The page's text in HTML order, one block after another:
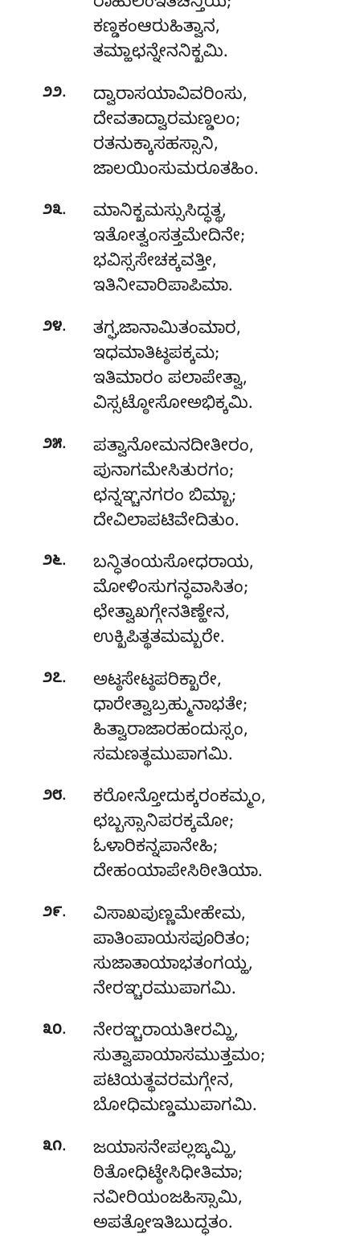
ಕಣ್ಡಕಂಆರುಹಿತ್ವಾನ,
ತಮ್ಹಾಛನ್ನೇನನಿಕ್ಖಮಿ.
೨೨. ದ್ವಾರಾಸಯಾವಿವರಿಂಸು,
ದೇವತಾದ್ವಾರಮಣ್ಡಲಂ;
ರತನುಕ್ಕಾಸಹಸ್ಸಾನಿ,
ಜಾಲಯಿಂಸುಮರೂತಹಿಂ.
೨೩.
ಮಾನಿಕ್ಖಮಸ್ಸುಸಿದ್ಧತ್ಥ,
ಇತೋತ್ವಂಸತ್ತಮೇದಿನೇ;
ಭವಿಸ್ಸಸೇಚಕ್ಕವತ್ತೀ,
ಇತಿನೀವಾರಿಪಾಪಿಮಾ.
೨೪.
ತಗ್ಘಜಾನಾಮಿತಂಮಾರ,
ಇಧಮಾತಿಟ್ಠಪಕ್ಕಮ;
ಇತಿಮಾರಂ ಪಲಾಪೇತ್ವಾ,
ವಿಸ್ಸಟ್ಠೋಸೋಅಭಿಕ್ಕಮಿ.
೨೫. ಪತ್ವಾನೋಮನದೀತೀರಂ,
ಪುನಾಗಮೇಸಿತುರಗಂ;
ಛನ್ನಞ್ಚನಗರಂ ಬಿಮ್ಬಾ;
ದೇವಿಲಾಪಟಿವೇದಿತುಂ.
೨೬.
ಬನ್ಧಿತಂಯಸೋಧರಾಯ,
ಮೋಳಿಂಸುಗನ್ಧವಾಸಿತಂ;
ಛೇತ್ವಾಖಗ್ಗೇನತಿಣ್ಹೇನ,
ಉಕ್ಖಿಪಿತ್ಥತಮಮ್ಬರೇ.
೨೭. ಅಟ್ಠಸೇಟ್ಠಪರಿಕ್ಖಾರೇ,
ಧಾರೇತ್ವಾಬ್ರಹ್ಮುನಾಭತೇ;
ಹಿತ್ವಾರಾಜಾರಹಂದುಸ್ಸಂ,
ಸಮಣತ್ಥಮುಪಾಗಮಿ.
೨೮. ಕರೋನ್ತೋದುಕ್ಕರಂಕಮ್ಮಂ,
ಛಬ್ಬಸ್ಸಾನಿಪರಕ್ಕಮೋ;
ಓಳಾರಿಕನ್ನಪಾನೇಹಿ;
ದೇಹಂಯಾಪೇಸಿಠೀತಿಯಾ.
೨೯.
ವಿಸಾಖಪುಣ್ಣಮೇಹೇಮ,
ಪಾತಿಂಪಾಯಸಪೂರಿತಂ;
ಸುಜಾತಾಯಾಭತಂಗಯ್ಹ,
ನೇರಞ್ಚರಮುಪಾಗಮಿ.
೩೦. ನೇರಞ್ಚರಾಯತೀರಮ್ಹಿ,
ಸುತ್ವಾಪಾಯಾಸಮುತ್ತಮಂ;
ಪಟಿಯತ್ಥವರಮಗ್ಗೇನ,
ಬೋಧಿಮಣ್ಡಮುಪಾಗಮಿ.
೩೧. ಜಯಾಸನೇಪಲ್ಲಙ್ಕಮ್ಹಿ,
ಠಿತೋಧಿಟ್ಠೇಸಿಧೀತಿಮಾ;
ನವೀರಿಯಂಜಹಿಸ್ಸಾಮಿ,
ಅಪತ್ತೋಇತಿಬುದ್ಧತಂ.